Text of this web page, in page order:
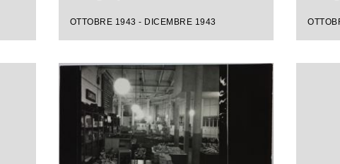
OTTOBRE 1943 - DICEMBRE 1943